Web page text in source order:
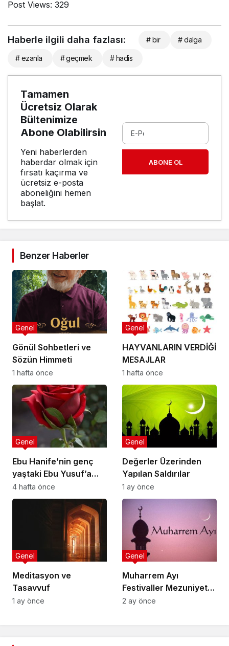
Post Views: 329
Haberle ilgili daha fazlası: # bir # dalga
# ezanla # geçmek # hadis
Tamamen
Ücretsiz Olarak
Bültenimize
Abone Olabilirsin
Yeni haberlerden
haberdar olmak için
fırsatı kaçırma ve
ücretsiz e-posta
aboneliğini hemen
başlat.
ABONE OL
Benzer Haberler
Gönül Sohbetleri ve
Sözün Himmeti
Genel
1 hafta önce
HAYVANLARIN VERDİĞİ
MESAJLAR
Genel
1 hafta önce
Ebu Hanife’nin genç
yaştaki Ebu Yusuf’a
nasihatlerinden
bazıları:
Genel
4 hafta önce
Değerler Üzerinden
Yapılan Saldırılar
Genel
1 ay önce
Meditasyon ve
Tasavvuf
Genel
1 ay önce
Muharrem Ayı
Festivaller Mezuniyet
Törenleri
Genel
2 ay önce